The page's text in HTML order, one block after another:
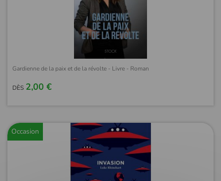
Gardienne de la paix et de la révolte - Livre - Roman
DÈS 2,00 €
Occasion